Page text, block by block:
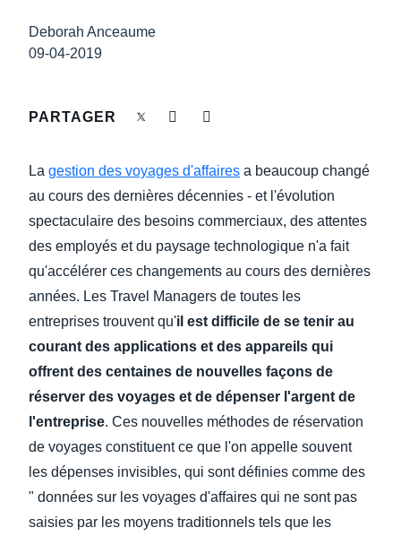
Belgium (English)
Norway (English)
DEVOIR DE PROTECTION
L’EXPÉRIENCE EMPLOYÉ
Deborah Anceaume
09-04-2019
PARTAGER
La gestion des voyages d'affaires a beaucoup changé
au cours des dernières décennies - et l'évolution
spectaculaire des besoins commerciaux, des attentes
des employés et du paysage technologique n'a fait
qu'accélérer ces changements au cours des dernières
années. Les Travel Managers de toutes les
entreprises trouvent qu'il est difficile de se tenir au
courant des applications et des appareils qui
offrent des centaines de nouvelles façons de
réserver des voyages et de dépenser l'argent de
l'entreprise. Ces nouvelles méthodes de réservation
de voyages constituent ce que l'on appelle souvent
les dépenses invisibles, qui sont définies comme des
" données sur les voyages d'affaires qui ne sont pas
saisies par les moyens traditionnels tels que les